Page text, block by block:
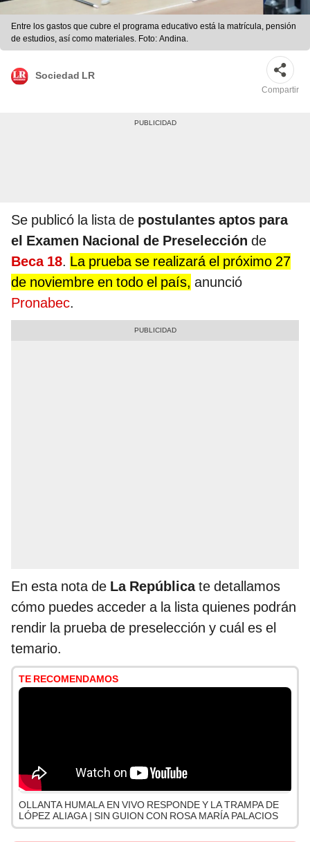
Entre los gastos que cubre el programa educativo está la matrícula, pensión
de estudios, así como materiales. Foto: Andina.
Sociedad LR
Compartir
Se publicó la lista de postulantes aptos para
el Examen Nacional de Preselección de
Beca 18. La prueba se realizará el próximo 27
de noviembre en todo el país, anunció
Pronabec.
En esta nota de La Repúblicate detallamos
cómo puedes acceder a la lista quienes podrán
rendir la prueba de preselección y cuál es el
temario.
TE RECOMENDAMOS
OLLANTA HUMALA EN VIVO RESPONDE Y LA TRAMPA DE
LÓPEZ ALIAGA | SIN GUION CON ROSA MARÍA PALACIOS